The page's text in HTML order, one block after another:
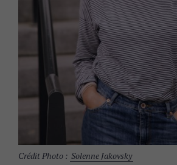
Crédit Photo : Solenne Jakovsky